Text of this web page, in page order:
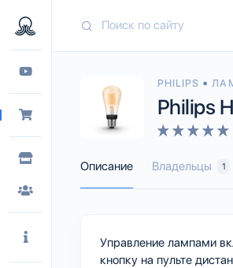
PHILIPS •
Philips
Описание Владельцы 1
Управление лампами
кнопку на пульте